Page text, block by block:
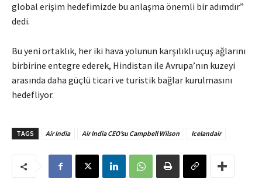
global erişim hedefimizde bu anlaşma önemli bir adımdır”
dedi.
Bu yeni ortaklık, her iki hava yolunun karşılıklı uçuş ağlarını
birbirine entegre ederek, Hindistan ile Avrupa’nın kuzeyi
arasında daha güçlü ticari ve turistik bağlar kurulmasını
hedefliyor.
TAGS Air India Air India CEO’su Campbell Wilson Icelandair